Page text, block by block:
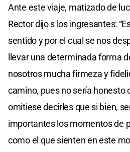
Ante este viaje, matizado de
Rector dijo s los ingresantes:
sentido y por el cual se nos
llevar una determinada forma
nosotros mucha firmeza y
camino, pues no sería honesto
omitiese decirles que si bien,
importantes los momentos de
como el que sienten en este